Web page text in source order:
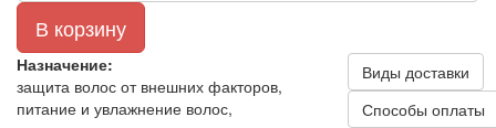
В корзину
Назначение:
защита волос от внешних факторов,
питание и увлажнение волос,
Виды доставки
Способы оплаты